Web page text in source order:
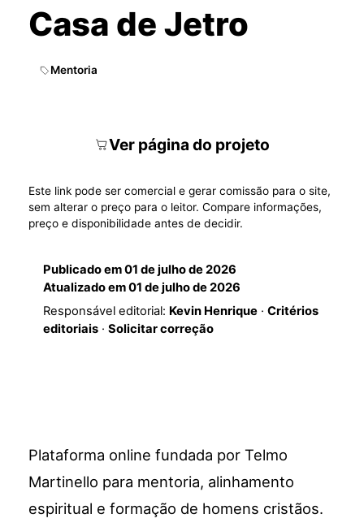
Casa de Jetro
Mentoria
Ver página do projeto
Este link pode ser comercial e gerar comissão para o site,
sem alterar o preço para o leitor. Compare informações,
preço e disponibilidade antes de decidir.
Publicado em01 de julho de 2026
Atualizado em01 de julho de 2026
Responsável editorial: Kevin Henrique· Critérios
editoriais· Solicitar correção
Plataforma online fundada por Telmo
Martinello para mentoria, alinhamento
espiritual e formação de homens cristãos.